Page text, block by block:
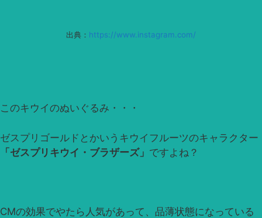
出典： https://www.instagram.com/
このキウイのぬいぐるみ・・・
ゼスプリゴールドとかいうキウイフルーツのキャラクター
「ゼスプリキウイ・ブラザーズ」 ですよね？
CMの効果でやたら人気があって、品薄状態になっている